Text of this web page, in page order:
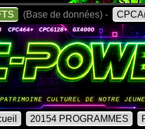
(Base de données) -
20154 PROGRAMMES